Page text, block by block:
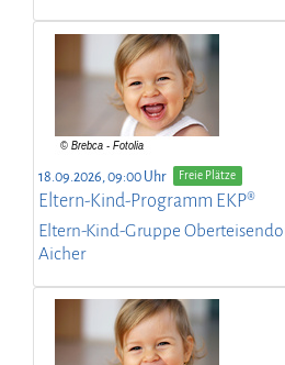
18.09.2026, 09:00 Uhr Freie Plätze
Eltern-Kind-Programm EKP®
Eltern-Kind-Gruppe
Aicher